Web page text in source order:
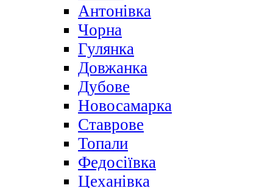
Антонівка
Чорна
Гулянка
Довжанка
Дубове
Новосамарка
Ставрове
Топали
Федосіївка
Цеханівка